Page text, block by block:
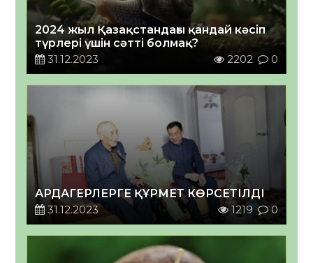
2024 жыл Қазақстандағы қандай кәсіп
түрлері үшін сәтті болмақ?
31.12.2023
2202 0
АРДАГЕРЛЕРГЕ ҚҰРМЕТ КӨРСЕТІЛДІ
31.12.2023
1219 0